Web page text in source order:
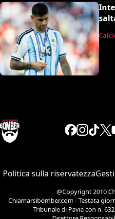
Politica sulla riservatezza
@Copyright 2010
Chiamarsibomber.com - Testata
Tribunale di Pavia con n.